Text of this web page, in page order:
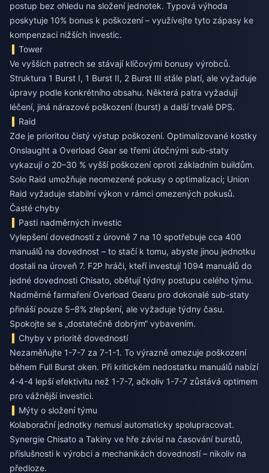
postup bez ohledu na složení jednotek. Typová výhoda
poskytuje 10% bonus k poškození – využívejte tyto zápasy ke
kompenzaci nižších investic.
Tower
Ve vyšších patrech se stávají klíčovými bonusy výrobců.
Struktura 1 Burst I, 1 Burst II, 2 Burst III stále platí, ale vyžaduje
úpravy podle konkrétního obsahu. Některá patra vyžadují
léčení, jiná nárazové poškození (burst) a další trvalé DPS.
Raid
Zde je prioritou čistý výstup poškození. Optimalizované kostky
Onslaught a Overload Gear se třemi útočnými sub-staty
vykazují o 20–30 % vyšší poškození oproti základním buildům.
Solo Raid umožňuje neomezené pokusy o optimalizaci; Union
Raid vyžaduje stabilní výkon v rámci omezených pokusů.
Časté chyby
Pasti nadměrných investic
Vylepšení dovedností z úrovně 7 na 10 spotřebuje cca 400
manuálů na dovednost – to stačí k tomu, abyste jinou jednotku
dostali na úroveň 7. F2P hráči, kteří investují 1094 manuálů do
jedné dovednosti Chisato, obětují týdny postupu celého týmu.
Nadměrné farmaření Overload Gearu pro dokonalé sub-staty
přináší pouze 5–8% zlepšení, ale vyžaduje týdny času.
Spokojte se s „dostatečně dobrým“ vybavením.
Chyby v prioritě dovedností
Nezaměňujte 1-7-7 za 7-1-1. To výrazně omezuje poškození
během Full Burst oken. Při kritickém nedostatku manuálů nabízí
4-4-4 lepší efektivitu než 1-7-7, ačkoliv 1-7-7 zůstává optimem
pro vážnější investici.
Mýty o složení týmu
Kolaborační jednotky nemusí automaticky spolupracovat.
Synergie Chisato a Takiny ve hře závisí na časování burstů,
příslušnosti k výrobci a mechanikách dovedností – nikoliv na
předloze.